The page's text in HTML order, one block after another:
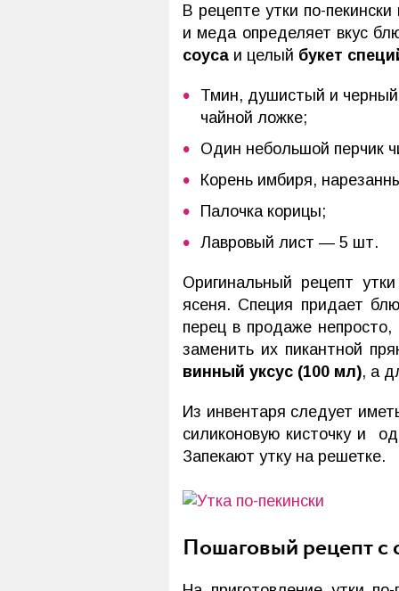
В рецепте утки по-
и меда определяет вкус
соуса и целый букет
Тмин, душистый и черный
чайной ложке;
Один небольшой перчик
Корень имбиря,
Палочка корицы;
Лавровый лист — 5 шт.
Оригинальный рецепт
ясеня. Специя придает
перец в продаже непросто,
заменить их пикантной
винный уксус (100 мл), а
Из инвентаря следует
силиконовую кисточку и
Запекают утку на решетке.
Пошаговый рецепт с